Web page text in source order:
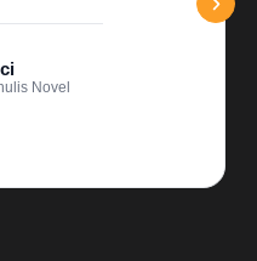
Novel